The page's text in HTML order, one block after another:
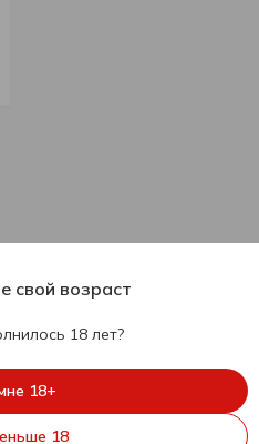
свой возраст
18 лет?
18+
18